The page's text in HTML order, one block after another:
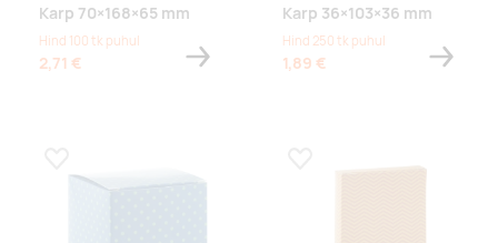
Karp 70×168×65 mm
Hind 100 tk puhul
2,71 €
Karp 36×103×36 mm
Hind 250 tk puhul
1,89 €
Lisa lemmikuks